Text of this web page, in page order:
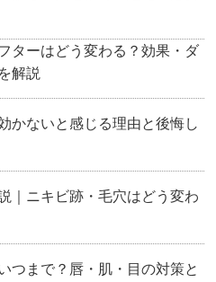
ターはどう変わる？効果・ダ
解説
かないと感じる理由と後悔し
｜ニキビ跡・毛穴はどう変わ
つまで？唇・肌・目の対策と